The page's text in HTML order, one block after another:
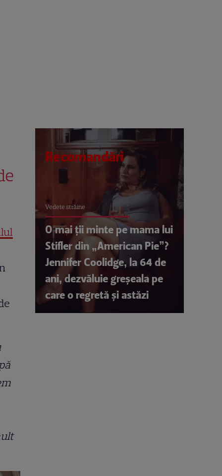
Recomandări
Vedete străine
O mai ții minte pe mama lui
Stifler din „American Pie”?
Jennifer Coolidge, la 64 de
ani, dezvăluie greșeala pe
care o regretă și astăzi